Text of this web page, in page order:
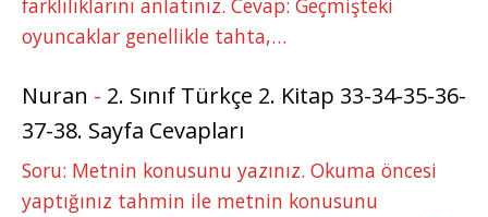
farklılıklarını anlatınız. Cevap: Geçmişteki
oyuncaklar genellikle tahta,…
Nuran - 2. Sınıf Türkçe 2. Kitap 33-34-35-36-
37-38. Sayfa Cevapları
Soru: Metnin konusunu yazınız. Okuma öncesi
yaptığınız tahmin ile metnin konusunu